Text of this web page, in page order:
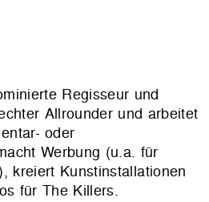
Regisseur und
Allrounder und arbeitet
oder
Werbung (u.a. für
kreiert Kunstinstallationen
für The Killers.